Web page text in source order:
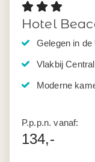
Hotel
Gelegen in
Vlakbij
Moderne
P.p.p.n. vanaf:
134,-